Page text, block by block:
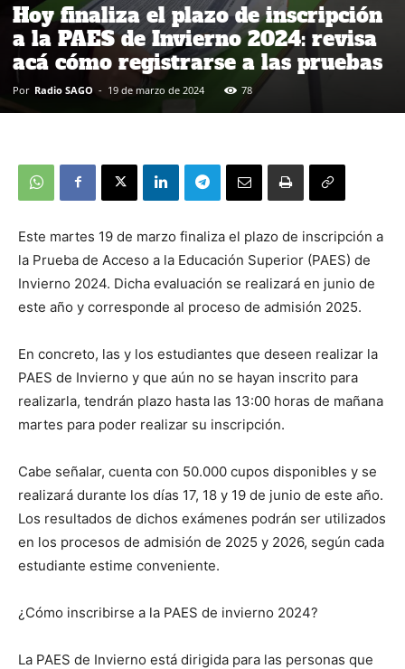
Hoy finaliza el plazo de inscripción
a la PAES de Invierno 2024: revisa
acá cómo registrarse a las pruebas
Por Radio SAGO - 19 de marzo de 2024 78
Este martes 19 de marzo finaliza el plazo de inscripción a
la Prueba de Acceso a la Educación Superior (PAES) de
Invierno 2024. Dicha evaluación se realizará en junio de
este año y corresponde al proceso de admisión 2025.
En concreto, las y los estudiantes que deseen realizar la
PAES de Invierno y que aún no se hayan inscrito para
realizarla, tendrán plazo hasta las 13:00 horas de mañana
martes para poder realizar su inscripción.
Cabe señalar, cuenta con 50.000 cupos disponibles y se
realizará durante los días 17, 18 y 19 de junio de este año.
Los resultados de dichos exámenes podrán ser utilizados
en los procesos de admisión de 2025 y 2026, según cada
estudiante estime conveniente.
¿Cómo inscribirse a la PAES de invierno 2024?
La PAES de Invierno está dirigida para las personas que